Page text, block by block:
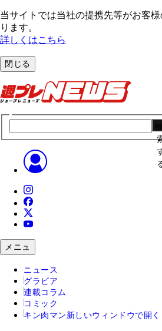
当サイトでは当社の提携先等がお客
ります。
詳しくはこちら
閉じる
メニュ
ニュース
グラビア
連載コラム
コミック
キン肉マン 新しいウィンドウで開く